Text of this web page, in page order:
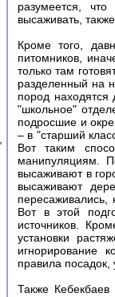
разумеется,
высаживать,
Кроме того,
питомников,
только там
разделенный на
пород находятся
"школьное"
подросшие и
– в "старший
Вот таким
манипуляциям.
высаживают в
высаживают
пересаживались,
Вот в этой
источников.
установки
игнорирование
правила посадок,
Также